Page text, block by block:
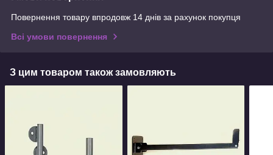
Повернення товару впродовж 14 днів за рахунок покупця
Всі умови повернення
З цим товаром також замовляють